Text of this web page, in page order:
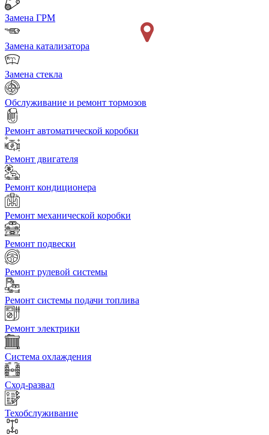
Замена ГРМ
Замена катализатора
Замена стекла
Обслуживание и ремонт тормозов
Ремонт автоматической коробки
Ремонт двигателя
Ремонт кондиционера
Ремонт механической коробки
Ремонт подвески
Ремонт рулевой системы
Ремонт системы подачи топлива
Ремонт электрики
Система охлаждения
Сход-развал
Техобслуживание